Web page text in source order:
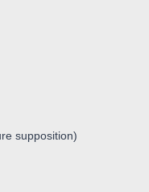
supposition)